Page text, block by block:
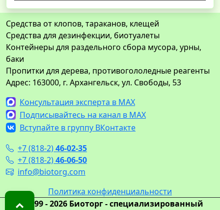
Средства от клопов, тараканов, клещей
Средства для дезинфекции, биотуалеты
Контейнеры для раздельного сбора мусора, урны,
баки
Пропитки для дерева, противогололедные реагенты
Адрес: 163000, г. Архангельск, ул. Свободы, 53
Консультация эксперта в MAX
Подписывайтесь на канал в MAX
Вступайте в группу ВКонтакте
+7 (818-2)46-02-35
+7 (818-2)46-06-50
info@biotorg.com
Политика конфиденциальности
© 1999 - 2026 Биоторг - специализированный